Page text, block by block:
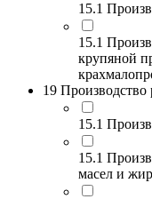
15.1
15.1
крупяной
19 Производство
15.1
15.1
масел и